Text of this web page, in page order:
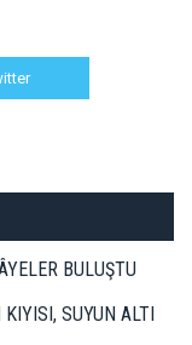
BULUŞTU
SUYUN ALTI